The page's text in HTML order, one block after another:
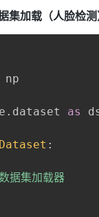
集加载（人脸检测
. dataset as
:
集加载器